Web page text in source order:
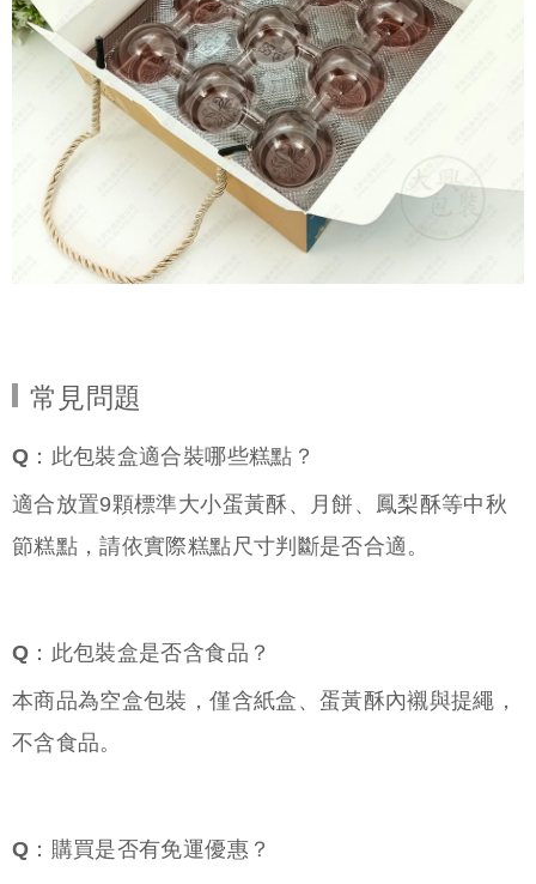
常見問題
Q：此包裝盒適合裝哪些糕點？
適合放置9顆標準大小蛋黃酥、月餅、鳳梨酥等中秋
節糕點，請依實際糕點尺寸判斷是否合適。
Q：此包裝盒是否含食品？
本商品為空盒包裝，僅含紙盒、蛋黃酥內襯與提繩，
不含食品。
Q：購買是否有免運優惠？